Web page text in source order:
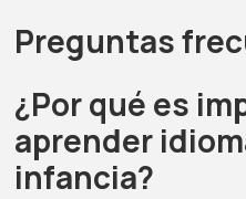
Preguntas
¿Por qué es
aprender
infancia?